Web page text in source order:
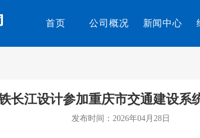
首页 公司概况 新闻中心
长江设计参加重庆市交通建设系
发布时间：2026年04月28日